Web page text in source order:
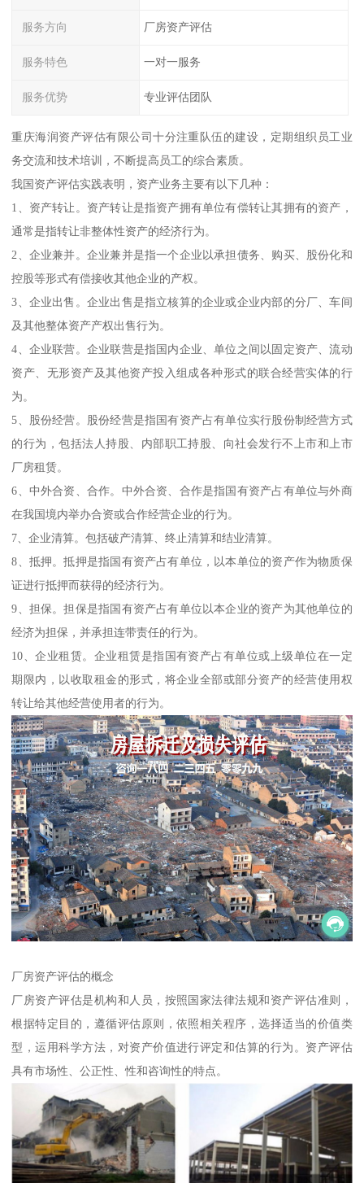
服务方向 厂房资产评估
服务特色 一对一服务
服务优势 专业评估团队
重庆海润资产评估有限公司十分注重队伍的建设，定期组织员工业
务交流和技术培训，不断提高员工的综合素质。
我国资产评估实践表明，资产业务主要有以下几种：
1、资产转让。资产转让是指资产拥有单位有偿转让其拥有的资产，
通常是指转让非整体性资产的经济行为。
2、企业兼并。企业兼并是指一个企业以承担债务、购买、股份化和
控股等形式有偿接收其他企业的产权。
3、企业出售。企业出售是指立核算的企业或企业内部的分厂、车间
及其他整体资产产权出售行为。
4、企业联营。企业联营是指国内企业、单位之间以固定资产、流动
资产、无形资产及其他资产投入组成各种形式的联合经营实体的行
为。
5、股份经营。股份经营是指国有资产占有单位实行股份制经营方式
的行为，包括法人持股、内部职工持股、向社会发行不上市和上市
厂房租赁。
6、中外合资、合作。中外合资、合作是指国有资产占有单位与外商
在我国境内举办合资或合作经营企业的行为。
7、企业清算。包括破产清算、终止清算和结业清算。
8、抵押。抵押是指国有资产占有单位，以本单位的资产作为物质保
证进行抵押而获得的经济行为。
9、担保。担保是指国有资产占有单位以本企业的资产为其他单位的
经济为担保，并承担连带责任的行为。
10、企业租赁。企业租赁是指国有资产占有单位或上级单位在一定
期限内，以收取租金的形式，将企业全部或部分资产的经营使用权
转让给其他经营使用者的行为。
厂房资产评估的概念
厂房资产评估是机构和人员，按照国家法律法规和资产评估准则，
根据特定目的，遵循评估原则，依照相关程序，选择适当的价值类
型，运用科学方法，对资产价值进行评定和估算的行为。资产评估
具有市场性、公正性、性和咨询性的特点。